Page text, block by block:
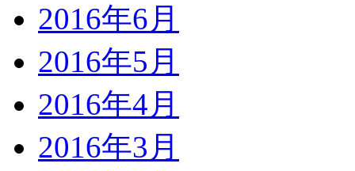
2016年6月
2016年5月
2016年4月
2016年3月